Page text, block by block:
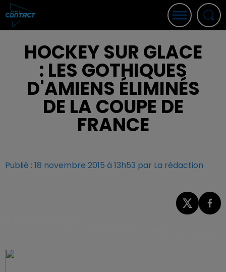
HOCKEY SUR GLACE
: LES GOTHIQUES
D'AMIENS ÉLIMINÉS
DE LA COUPE DE
FRANCE
Publié : 18 novembre 2015 à 13h53 par La rédaction